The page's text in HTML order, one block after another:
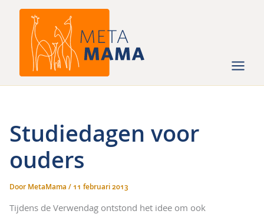
Studiedagen voor
ouders
Door MetaMama /11 februari 2013
Tijdens de Verwendag ontstond het idee om ook